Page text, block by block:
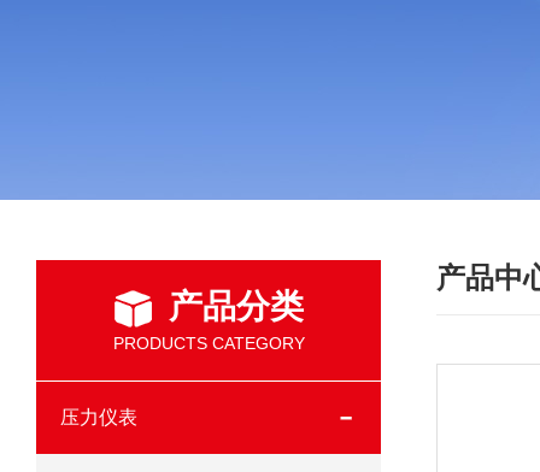
产品分类
PRODUCTS CATEGORY
压力仪表
产品中